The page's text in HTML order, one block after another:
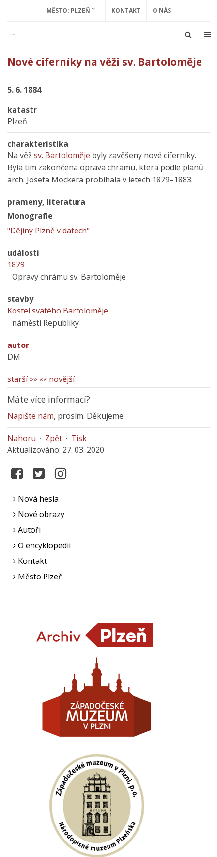
MĚSTO: PLZEŇ KONTAKT O NÁS
Nové ciferníky na věži sv. Bartoloměje
5. 6. 1884
katastr
Plzeň
charakteristika
Na věž sv. Bartoloměje byly zavěšeny nové ciferníky.
Byla tím zakončena oprava chrámu, která podle plánů
arch. Josefa Mockera probíhala v letech 1879–1883.
prameny, literatura
Monografie
"Dějiny Plzně v datech"
události
1879
Opravy chrámu sv. Bartoloměje
stavby
Kostel svatého Bartoloměje
náměstí Republiky
autor
DM
starší »» «« novější
Máte více informací?
Napište nám, prosím. Děkujeme.
Nahoru · Zpět · Tisk
Aktualizováno: 27. 03. 2020
Nová hesla
Nové obrazy
Autoři
O encyklopedii
Kontakt
Město Plzeň